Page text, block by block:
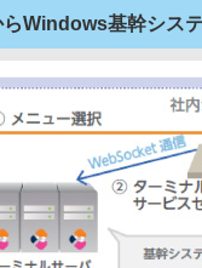
Windows基幹シス